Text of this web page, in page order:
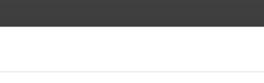
på meritlæreruddannelsen på Københavns Professionshøjskole steget.
til vinteroptaget, så der kommer en markant samlet fremgang for